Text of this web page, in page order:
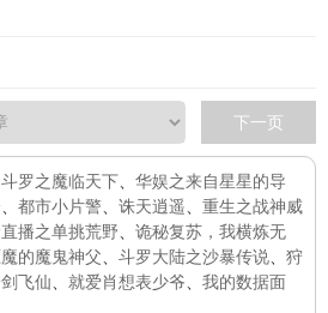
下一页
斗罗之魔临天下
华娱之来自星星的导
都市小片警 诛天逍遥
重生之战神威
播之单挑荒野
诡秘复苏，我横炼无
的魔鬼神父 斗罗大陆之沙暴传说
狩
飞仙 就爱肖想表少爷
我的数据面